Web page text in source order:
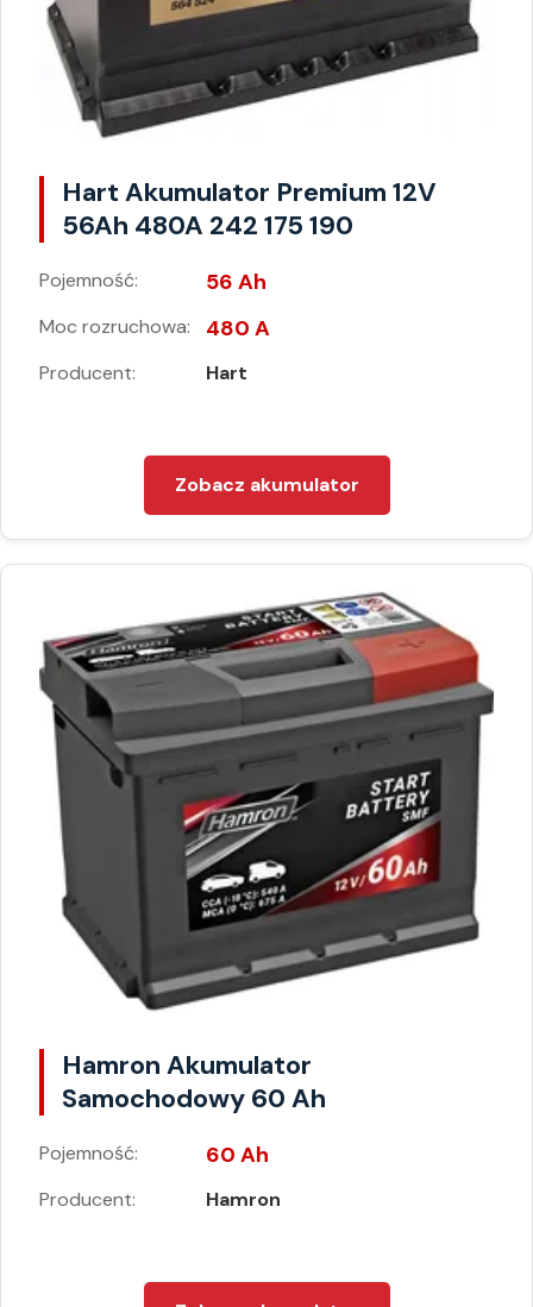
Hart Akumulator Premium 12V
56Ah 480A 242 175 190
Pojemność: 56 Ah
Moc rozruchowa: 480 A
Producent: Hart
Zobacz akumulator
Hamron Akumulator
Samochodowy 60 Ah
Pojemność: 60 Ah
Producent: Hamron